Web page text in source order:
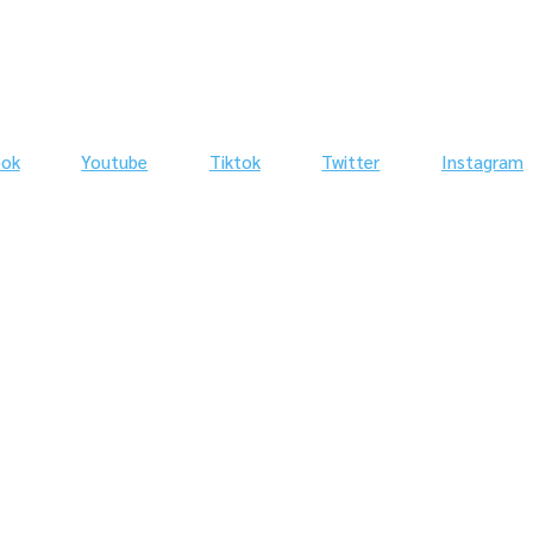
Youtube Tiktok Twitter Instagram